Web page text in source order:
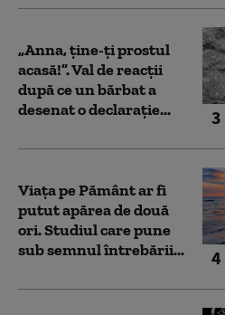
3
„Anna, ţine-ţi prostul
acasă!”. Val de reacții
după ce un bărbat a
desenat o declarație...
4
Viața pe Pământ ar fi
putut apărea de două
ori. Studiul care pune
sub semnul întrebării...